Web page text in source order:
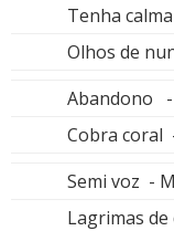
Tenha
Olhos de
Abandono -
Cobra coral
Semi voz -
Lagrimas